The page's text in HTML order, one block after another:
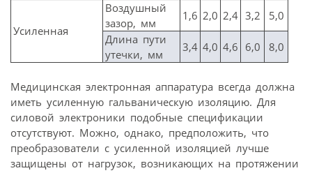
Усиленная
Воздушный
зазор, мм
1,6 2,0 2,4 3,2
5,0
Длина пути
утечки, мм
3,4 4,0 4,6 6,0 8,0
Медицинская электронная аппаратура всегда должна
иметь усиленную гальваническую изоляцию. Для
силовой электроники подобные спецификации
отсутствуют. Можно, однако, предположить, что
преобразователи с усиленной изоляцией лучше
защищены от нагрузок, возникающих на протяжении